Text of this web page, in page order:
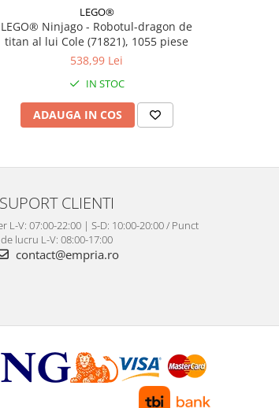
LEGO®
LEGO® Ninjago - Robotul-dragon de
titan al lui Cole (71821), 1055 piese
538,99 Lei
IN STOC
ADAUGA IN COS
SUPORT CLIENTI
L-V: 07:00-22:00 | S-D: 10:00-20:00 / Punct
de lucru L-V: 08:00-17:00
contact@empria.ro